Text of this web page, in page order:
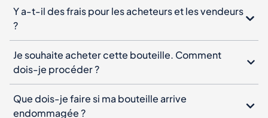
Y a-t-il des frais pour les acheteurs et les vendeurs
?
Je souhaite acheter cette bouteille. Comment
dois-je procéder ?
Que dois-je faire si ma bouteille arrive
endommagée ?